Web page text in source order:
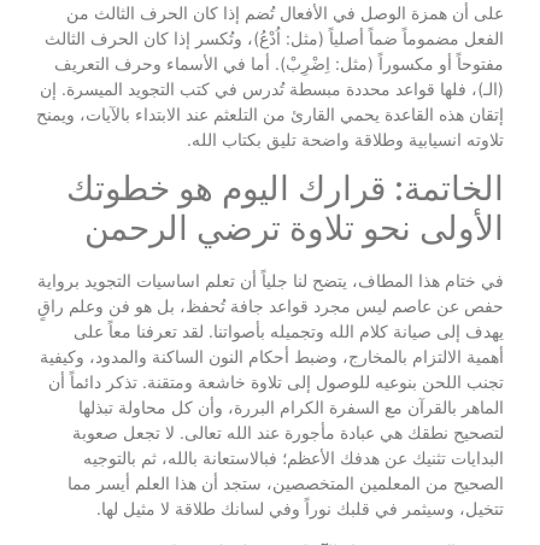
على أن همزة الوصل في الأفعال تُضم إذا كان الحرف الثالث من
الفعل مضموماً ضماً أصلياً (مثل: اُدْعُ)، وتُكسر إذا كان الحرف الثالث
مفتوحاً أو مكسوراً (مثل: اِضْرِبْ). أما في الأسماء وحرف التعريف
(الـ)، فلها قواعد محددة مبسطة تُدرس في كتب التجويد الميسرة. إن
إتقان هذه القاعدة يحمي القارئ من التلعثم عند الابتداء بالآيات، ويمنح
تلاوته انسيابية وطلاقة واضحة تليق بكتاب الله.
الخاتمة: قرارك اليوم هو خطوتك
الأولى نحو تلاوة ترضي الرحمن
في ختام هذا المطاف، يتضح لنا جلياً أن تعلم اساسيات التجويد برواية
حفص عن عاصم ليس مجرد قواعد جافة تُحفظ، بل هو فن وعلم راقٍ
يهدف إلى صيانة كلام الله وتجميله بأصواتنا. لقد تعرفنا معاً على
أهمية الالتزام بالمخارج، وضبط أحكام النون الساكنة والمدود، وكيفية
تجنب اللحن بنوعيه للوصول إلى تلاوة خاشعة ومتقنة. تذكر دائماً أن
الماهر بالقرآن مع السفرة الكرام البررة، وأن كل محاولة تبذلها
لتصحيح نطقك هي عبادة مأجورة عند الله تعالى. لا تجعل صعوبة
البدايات تثنيك عن هدفك الأعظم؛ فبالاستعانة بالله، ثم بالتوجيه
الصحيح من المعلمين المتخصصين، ستجد أن هذا العلم أيسر مما
تتخيل، وسيثمر في قلبك نوراً وفي لسانك طلاقة لا مثيل لها.